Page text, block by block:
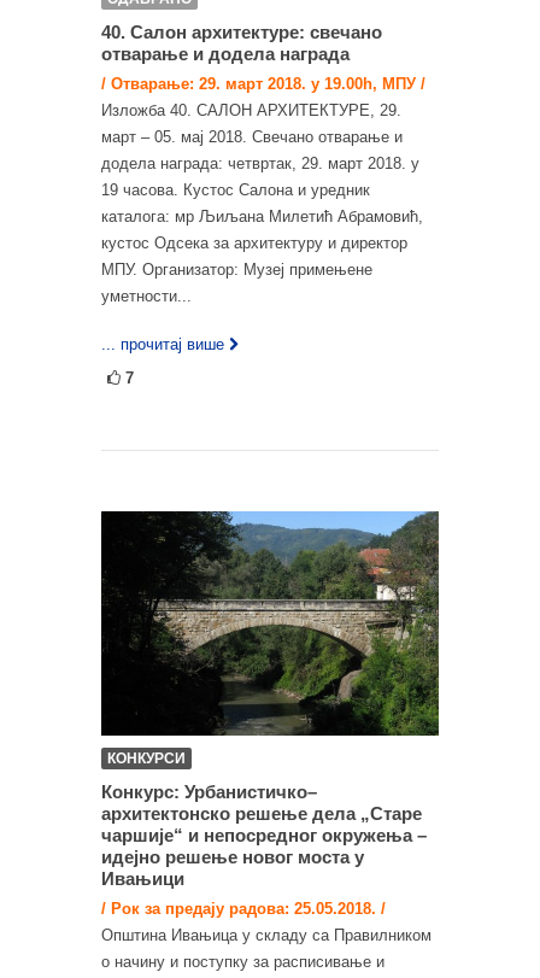
40. Салон архитектуре: свечано
отварање и додела награда
/ Отварање: 29. март 2018. у 19.00h, МПУ /
Изложба 40. САЛОН АРХИТЕКТУРЕ, 29.
март – 05. мај 2018. Свечано отварање и
додела награда: четвртак, 29. март 2018. у
19 часова. Кустос Салона и уредник
каталога: мр Љиљана Милетић Абрамовић,
кустос Одсека за архитектуру и директор
МПУ. Организатор: Музеј примењене
уметности...
... прочитај више
7
КОНКУРСИ
Конкурс: Урбанистичко–
архитектонско решење дела „Старе
чаршије“ и непосредног окружења –
идејно решење новог моста у
Ивањици
/ Рок за предају радова: 25.05.2018. /
Општина Ивањица у складу са Правилником
о начину и поступку за расписивање и